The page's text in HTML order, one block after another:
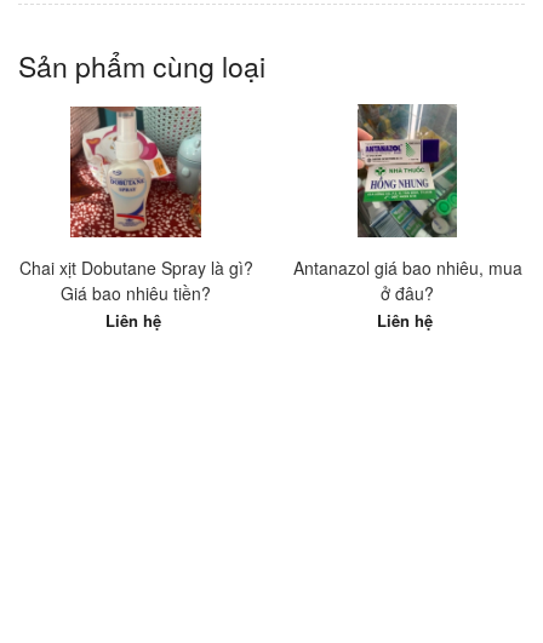
Sản phẩm cùng loại
Chai xịt Dobutane Spray là gì?
Giá bao nhiêu tiền?
Liên hệ
Antanazol giá bao nhiêu, mua
ở đâu?
Liên hệ